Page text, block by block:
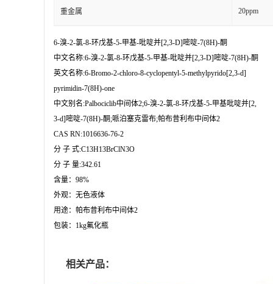
重金属 20ppm
6-溴-2-氯-8-环戊基-5-甲基-吡啶并[2,3-D]嘧啶-7(8H)-酮
中文名称:6-溴-2-氯-8-环戊基-5-甲基-吡啶并[2,3-D]嘧啶-7(8H)-酮
英文名称:6-Bromo-2-chloro-8-cyclopentyl-5-methylpyrido[2,3-d]
pyrimidin-7(8H)-one
中文别名:Palbociclib中间体2;6-溴-2-氯-8-环戊基-5-甲基吡啶并[2,
3-d]嘧啶-7(8H)-酮;哌泊塞克雷布;帕布昔利布中间体2
CAS RN:1016636-76-2
分 子 式:C13H13BrClN3O
分 子 量:342.61
含量：98%
外观：无色液体
用途：帕布昔利布中间体2
包装：1kg氟化瓶
相关产品：